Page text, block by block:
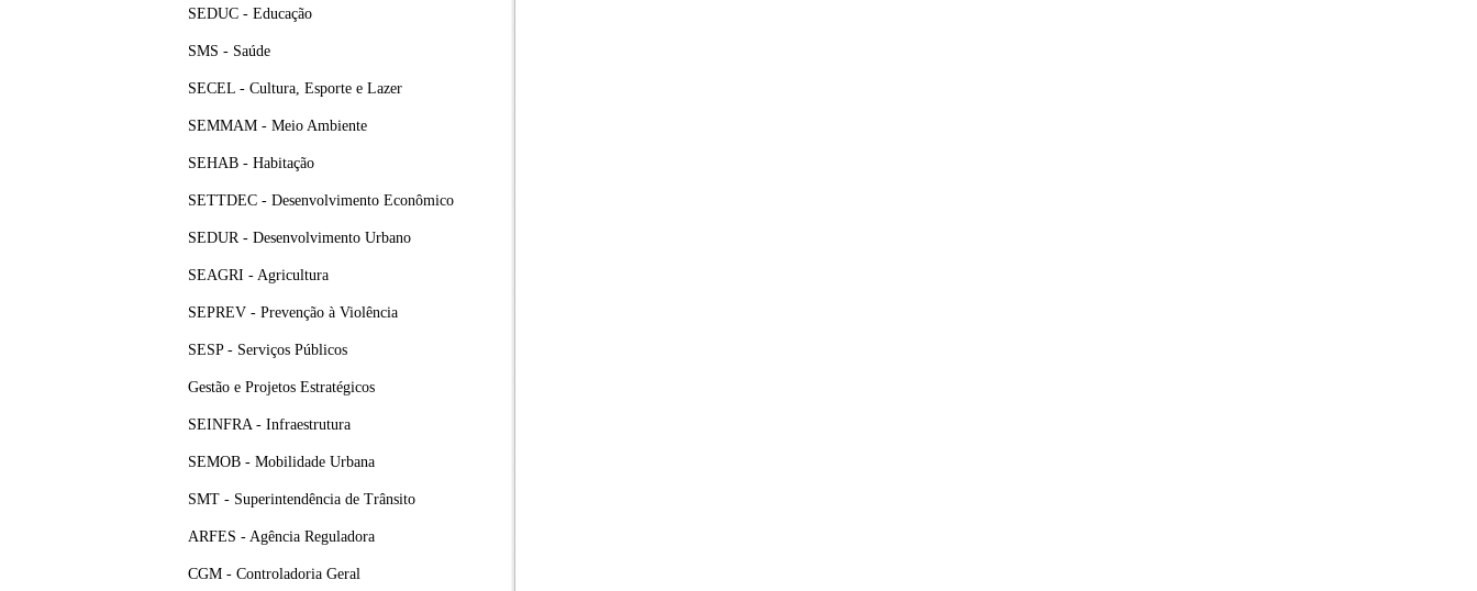
SEDUC - Educação
SMS - Saúde
SECEL - Cultura, Esporte e Lazer
SEMMAM - Meio Ambiente
SEHAB - Habitação
SETTDEC - Desenvolvimento Econômico
SEDUR - Desenvolvimento Urbano
SEAGRI - Agricultura
SEPREV - Prevenção à Violência
SESP - Serviços Públicos
Gestão e Projetos Estratégicos
SEINFRA - Infraestrutura
SEMOB - Mobilidade Urbana
SMT - Superintendência de Trânsito
ARFES - Agência Reguladora
CGM - Controladoria Geral